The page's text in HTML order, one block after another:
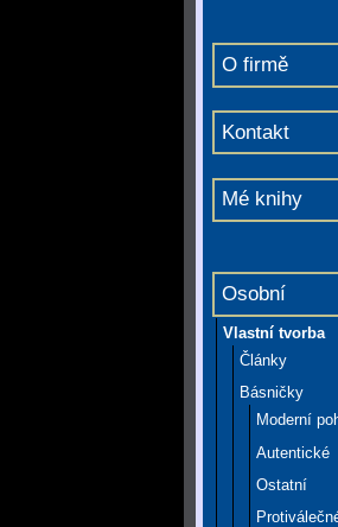
O firmě
Kontakt
Mé knihy
Osobní
Vlastní tvorba
Články
Básničky
Moderní
Autentické
Ostatní